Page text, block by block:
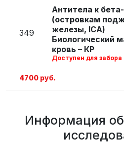
349
Антитела к
(островкам
железы, IСA)
Биологический
кровь – КР
Доступен для забора
4700 руб.
Информация